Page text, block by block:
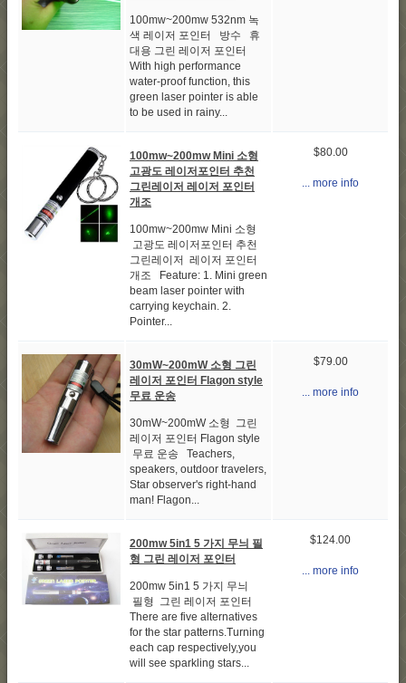
100mw~200mw 532nm 녹
색 레이저 포인터 방수 휴
대용 그린 레이저 포인터
With high performance
water-proof function, this
green laser pointer is able
to be used in rainy...
100mw~200mw Mini 소형
고광도 레이저포인터 추천
그린레이저 레이저 포인터
개조
100mw~200mw Mini 소형
고광도 레이저포인터 추천
그린레이저 레이저 포인터
개조 Feature: 1. Mini green
beam laser pointer with
carrying keychain. 2.
Pointer...
$80.00
... more info
30mW~200mW 소형 그린
레이저 포인터 Flagon style
무료 운송
30mW~200mW 소형 그린
레이저 포인터 Flagon style
무료 운송 Teachers,
speakers, outdoor travelers,
Star observer's right-hand
man! Flagon...
$79.00
... more info
200mw 5in1 5 가지 무늬 필
형 그린 레이저 포인터
200mw 5in1 5 가지 무늬
필형 그린 레이저 포인터
There are five alternatives
for the star patterns.Turning
each cap respectively,you
will see sparkling stars...
$124.00
... more info